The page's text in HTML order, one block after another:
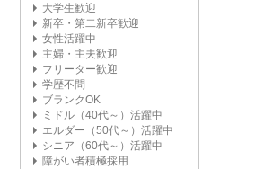
大学生歓迎
新卒・第二新卒歓迎
女性活躍中
主婦・主夫歓迎
フリーター歓迎
学歴不問
ブランクOK
ミドル（40代～）活躍中
エルダー（50代～）活躍中
シニア（60代～）活躍中
障がい者積極採用